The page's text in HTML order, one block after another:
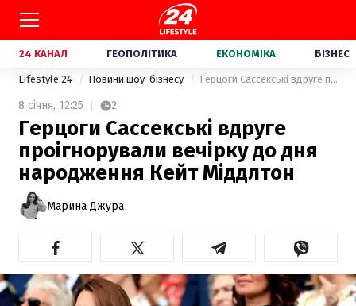
24 КАНАЛ ГЕОПОЛІТИКА ЕКОНОМІКА БІЗНЕС
Lifestyle 24 Новини шоу-бізнесу Герцоги Сассекські вдруге проігнорували вечірку до дня народження Кейт Міддлтон
8 січня, 12:25 2
Герцоги Сассекські вдруге
проігнорували вечірку до дня
народження Кейт Міддлтон
Марина Джура